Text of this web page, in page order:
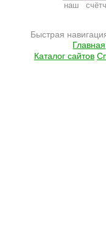
наш
Быстрая
Главная
Каталог сайтов